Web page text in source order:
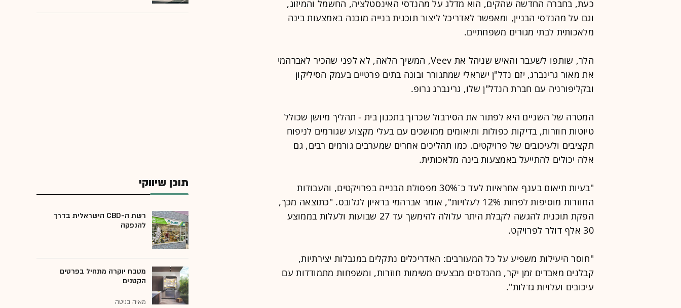
כעת, בחברה החדשה שהקים, הוא מדלג על מהנדסי האינסטלציה, החשמל והמיזוג,
וגם על מהנדסי הבניין, ומאפשר לאדריכל ליצור תוכנית בנייה מוכנה באמצעות בינה
מלאכותית לבתי מגורים משפחתיים.
הלר, שותפו לשעבר והאיש שניהל את Veev, המשיך הלאה, לא לפני שהכיר לאברהמי
את מאור גרינברג, יזם נדל"ן ישראלי שמתגורר ובונה בתים פרטיים בעמק הסיליקון
ובקליפורניה עם חברת הנדל"ן שלו, גרינברג גרופ.
המטרה של השניים היא לפתור את הסירבול שכרוך בתכנון בית - תהליך מיושן שכולל
טיוטות חוזרות, בדיקות כפולות ותיאומים ממושכים עם בעלי מקצוע שגורמים לניפוח
תקציבים ולעיכובים של פרויקטים. כמו תהליכים אחרים שמערבים גורמים רבים, גם
אלה יכולים להתייעל באמצעות בינה מלאכותית.
"בעיות תיאום בענף אחראיות לעד כ־30% מפסולת הבנייה בפרויקטים, והעבודות
החוזרות מוסיפות לפחות 12% לעלויות", אומר אברהמי בראיון לגלובס. "כתוצאה מכך,
הפקת תוכנית להגשה לקבלת היתר עלולה להימשך עד 27 שבועות ולעלות בממוצע
30 אלף דולר לפרויקט.
"חוסר היעילות משפיע על כל המעורבים: האדריכלים נתקלים במגבלות יצירתיות,
קבלנים מאבדים זמן יקר, מהנדסים מבצעים משימות חוזרות, ומשפחות מתמודדות עם
עיכובים ועלויות גדלות".
תוכן שיווקי
רשת ה-CBD הישראלית בדרך
להנפקה
מטבח יוקרה מתחיל בפרטים
הקטנים
מאיה בניטה